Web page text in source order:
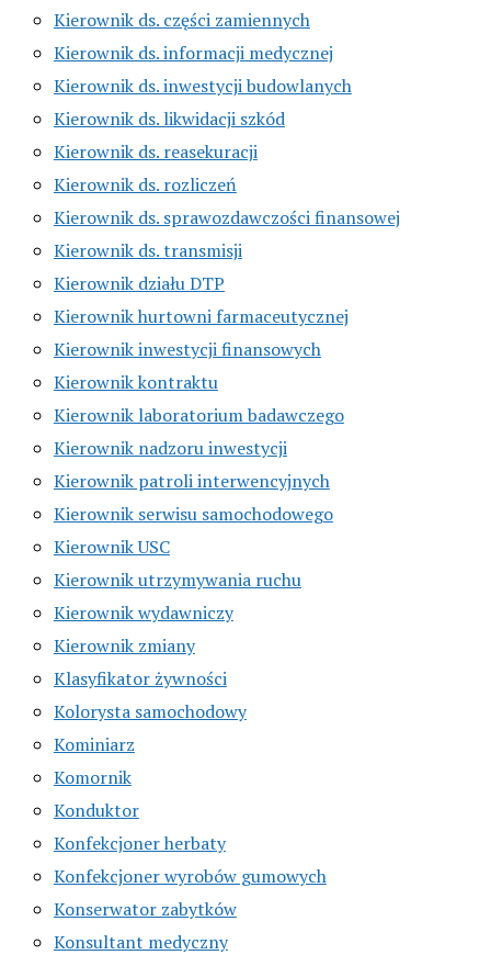
Kierownik ds. części zamiennych
Kierownik ds. informacji medycznej
Kierownik ds. inwestycji budowlanych
Kierownik ds. likwidacji szkód
Kierownik ds. reasekuracji
Kierownik ds. rozliczeń
Kierownik ds. sprawozdawczości finansowej
Kierownik ds. transmisji
Kierownik działu DTP
Kierownik hurtowni farmaceutycznej
Kierownik inwestycji finansowych
Kierownik kontraktu
Kierownik laboratorium badawczego
Kierownik nadzoru inwestycji
Kierownik patroli interwencyjnych
Kierownik serwisu samochodowego
Kierownik USC
Kierownik utrzymywania ruchu
Kierownik wydawniczy
Kierownik zmiany
Klasyfikator żywności
Kolorysta samochodowy
Kominiarz
Komornik
Konduktor
Konfekcjoner herbaty
Konfekcjoner wyrobów gumowych
Konserwator zabytków
Konsultant medyczny